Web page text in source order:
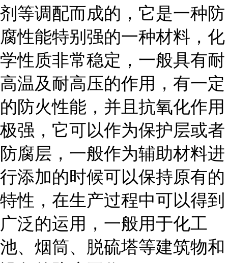
剂等调配而成的，它是一种防
腐性能特别强的一种材料，化
学性质非常稳定，一般具有耐
高温及耐高压的作用，有一定
的防火性能，并且抗氧化作用
极强，它可以作为保护层或者
防腐层，一般作为辅助材料进
行添加的时候可以保持原有的
特性，在生产过程中可以得到
广泛的运用，一般用于化工
池、烟筒、脱硫塔等建筑物和